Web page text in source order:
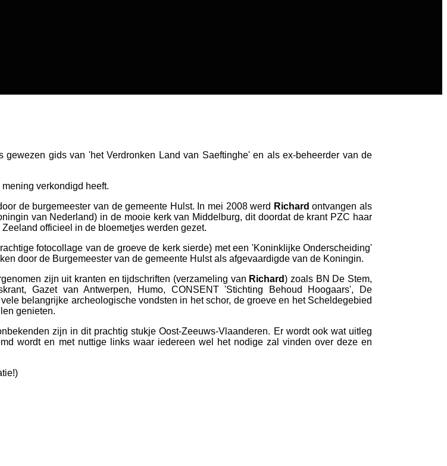
gewezen gids van 'het Verdronken Land van Saeftinghe' en als ex-beheerder van de
verkondigd heeft.
de burgemeester van de gemeente Hulst. In mei 2008 werd Richard ontvangen als
van Nederland) in de mooie kerk van Middelburg, dit doordat de krant PZC haar
officieel in de bloemetjes werden gezet.
fotocollage van de groeve de kerk sierde) met een 'Koninklijke Onderscheiding'
door de Burgemeester van de gemeente Hulst als afgevaardigde van de Koningin.
zijn uit kranten en tijdschriften (verzameling van Richard) zoals BN De Stem,
Gazet van Antwerpen, Humo, CONSENT 'Stichting Behoud Hoogaars', De
belangrijke archeologische vondsten in het schor, de groeve en het Scheldegebied
genieten.
zijn in dit prachtig stukje Oost-Zeeuws-Vlaanderen. Er wordt ook wat uitleg
wordt en met nuttige links waar iedereen wel het nodige zal vinden over deze en